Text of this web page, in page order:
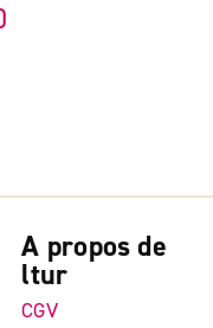
A propos de
ltur
CGV